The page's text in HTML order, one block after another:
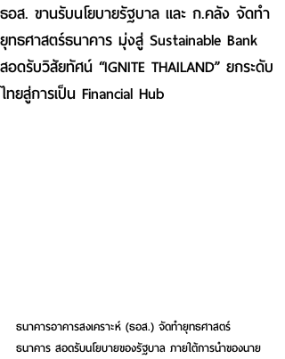
ธอส. ขานรับนโยบายรัฐบาล และ ก.คลัง จัดทำ
ยุทธศาสตร์ธนาคาร มุ่งสู่ Sustainable Bank
สอดรับวิสัยทัศน์ “IGNITE THAILAND” ยกระดับ
ไทยสู่การเป็น Financial Hub
ธนาคารอาคารสงเคราะห์ (ธอส.) จัดทำยุทธศาสตร์
ธนาคาร สอดรับนโยบายของรัฐบาล ภายใต้การนำของนาย